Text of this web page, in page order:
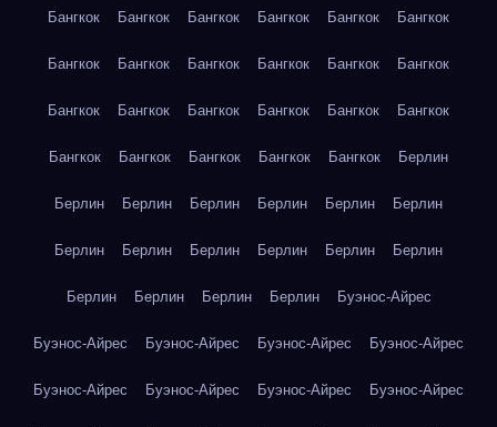
Бангкок Бангкок Бангкок Бангкок Бангкок Бангкок
Бангкок Бангкок Бангкок Бангкок Бангкок Бангкок
Бангкок Бангкок Бангкок Бангкок Бангкок Бангкок
Бангкок Бангкок Бангкок Бангкок Бангкок Берлин
Берлин Берлин Берлин Берлин Берлин Берлин
Берлин Берлин Берлин Берлин Берлин Берлин
Берлин Берлин Берлин Берлин Буэнос-Айрес
Буэнос-Айрес Буэнос-Айрес Буэнос-Айрес Буэнос-Айрес
Буэнос-Айрес Буэнос-Айрес Буэнос-Айрес Буэнос-Айрес